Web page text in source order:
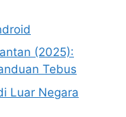
(2025):
Tebus
Luar Negara